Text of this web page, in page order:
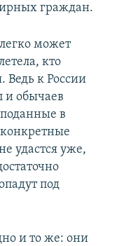
граждан.
может
кто
Ведь к России
и обычаев
в
удастся уже,
под
и то же: они